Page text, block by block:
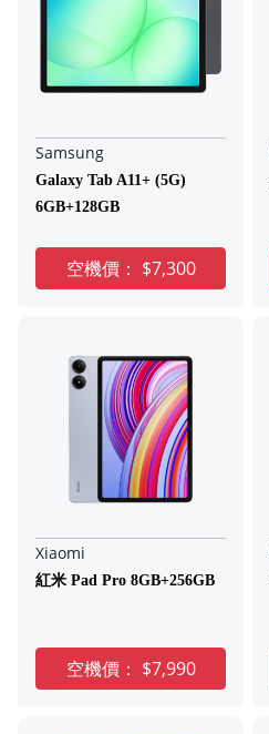
Samsung
Galaxy Tab A11+ (5G)
6GB+128GB
空機價： $7,300
Xiaomi
紅米 Pad Pro 8GB+256GB
空機價： $7,990